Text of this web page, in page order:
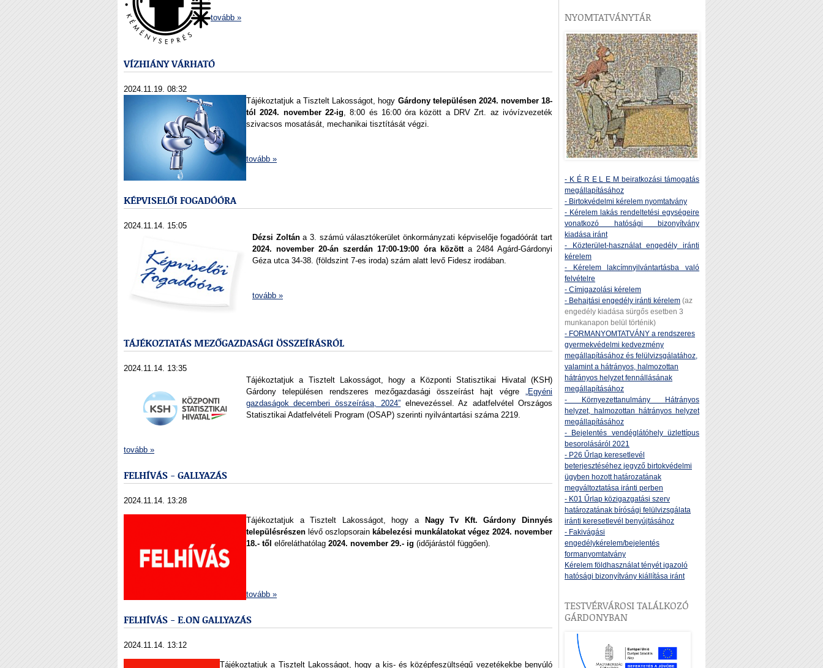
tovább »
VÍZHIÁNY VÁRHATÓ
2024.11.19. 08:32
Tájékoztatjuk a Tisztelt Lakosságot, hogy Gárdony településen 2024. november 18-
tól 2024. november 22-ig, 8:00 és 16:00 óra között a DRV Zrt. az ivóvízvezeték
szivacsos mosatását, mechanikai tisztítását végzi.
tovább »
KÉPVISELŐI FOGADÓÓRA
2024.11.14. 15:05
Dézsi Zoltána 3. számú választókerület önkormányzati képviselője fogadóórát tart
2024. november 20-án szerdán 17:00-19:00 óra közötta 2484 Agárd-Gárdonyi
Géza utca 34-38. (földszint 7-es iroda) szám alatt levő Fidesz irodában.
tovább »
TÁJÉKOZTATÁS MEZŐGAZDASÁGI ÖSSZEÍRÁSRÓL
2024.11.14. 13:35
Tájékoztatjuk a Tisztelt Lakosságot, hogy a Központi Statisztikai Hivatal (KSH)
Gárdony településen rendszeres mezőgazdasági összeírást hajt végre „Egyéni
gazdaságok decemberi összeírása, 2024” elnevezéssel. Az adatfelvétel Országos
Statisztikai Adatfelvételi Program (OSAP) szerinti nyilvántartási száma 2219.
tovább »
FELHÍVÁS - GALLYAZÁS
2024.11.14. 13:28
Tájékoztatjuk a Tisztelt Lakosságot, hogy a
Nagy Tv Kft. Gárdony Dinnyés
településrészen lévő oszlopsorain kábelezési munkálatokat végez 2024. november
18.- től előreláthatólag 2024. november 29.- ig (időjárástól függően).
tovább »
FELHÍVÁS - E.ON GALLYAZÁS
2024.11.14. 13:12
Tájékoztatjuk a Tisztelt Lakosságot, hogy a kis- és középfeszültségű vezetékekbe benyúló
NYOMTATVÁNYTÁR
- K É R E L E M beiratkozási támogatás
megállapításához
- Birtokvédelmi kérelem nyomtatvány
- Kérelem lakás rendeltetési egységeire
vonatkozó hatósági bizonyítvány
kiadása iránt
- Közterület-használat engedély iránti
kérelem
- Kérelem lakcímnyilvántartásba való
felvételre
- Címigazolási kérelem
- Behajtási engedély iránti kérelem (az
engedély kiadása sürgős esetben 3
munkanapon belül történik)
- FORMANYOMTATVÁNY a rendszeres
gyermekvédelmi kedvezmény
megállapításához és felülvizsgálatához,
valamint a hátrányos, halmozottan
hátrányos helyzet fennállásának
megállapításához
- Környezettanulmány Hátrányos
helyzet, halmozottan hátrányos helyzet
megállapításához
- Bejelentés vendéglátóhely üzlettípus
besorolásáról 2021
- P26 Űrlap keresetlevél
beterjesztéséhez jegyző birtokvédelmi
ügyben hozott határozatának
megváltoztatása iránti perben
- K01 Űrlap közigazgatási szerv
határozatának bírósági felülvizsgálata
iránti keresetlevél benyújtásához
- Fakivágási
engedélykérelem/bejelentés
formanyomtatvány
Kérelem földhasználat tényét igazoló
hatósági bizonyítvány kiállítása iránt
TESTVÉRVÁROSI TALÁLKOZÓ
GÁRDONYBAN